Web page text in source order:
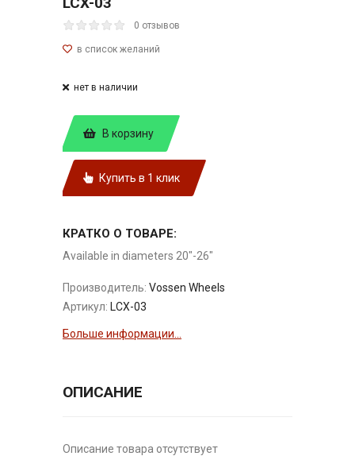
0 отзывов
нет в наличии
В корзину
Купить в 1 клик
КРАТКО О ТОВАРЕ:
Available in diameters 20"-26"
Производитель: Vossen Wheels
Артикул: LCX-03
Больше информации...
ОПИСАНИЕ
Описание товара отсутствует